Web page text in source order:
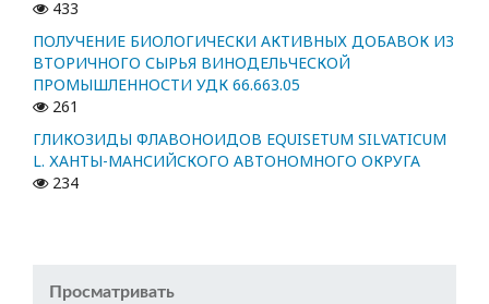
433
ПОЛУЧЕНИЕ БИОЛОГИЧЕСКИ АКТИВНЫХ ДОБАВОК ИЗ
ВТОРИЧНОГО СЫРЬЯ ВИНОДЕЛЬЧЕСКОЙ
ПРОМЫШЛЕННОСТИ УДК 66.663.05
261
ГЛИКОЗИДЫ ФЛАВОНОИДОВ EQUISETUM SILVATICUM
L. ХАНТЫ-МАНСИЙСКОГО АВТОНОМНОГО ОКРУГА
234
Просматривать